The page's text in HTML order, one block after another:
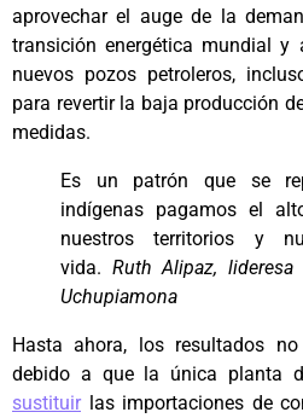
aprovechar el auge de la
transición energética mundial y
nuevos pozos petroleros,
para revertir la baja producción
medidas.
Es un patrón que se
indígenas pagamos el
nuestros territorios y
vida. Ruth Alipaz,
Uchupiamona
Hasta ahora, los resultados
debido a que la única planta
sustituirlas importaciones de